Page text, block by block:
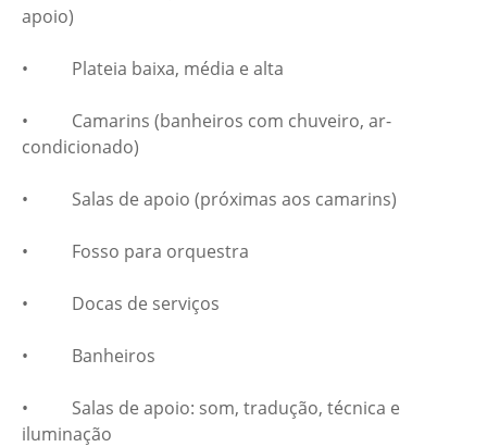
apoio)
• Plateia baixa, média e alta
• Camarins (banheiros com chuveiro, ar-
condicionado)
• Salas de apoio (próximas aos camarins)
• Fosso para orquestra
• Docas de serviços
• Banheiros
• Salas de apoio: som, tradução, técnica e
iluminação